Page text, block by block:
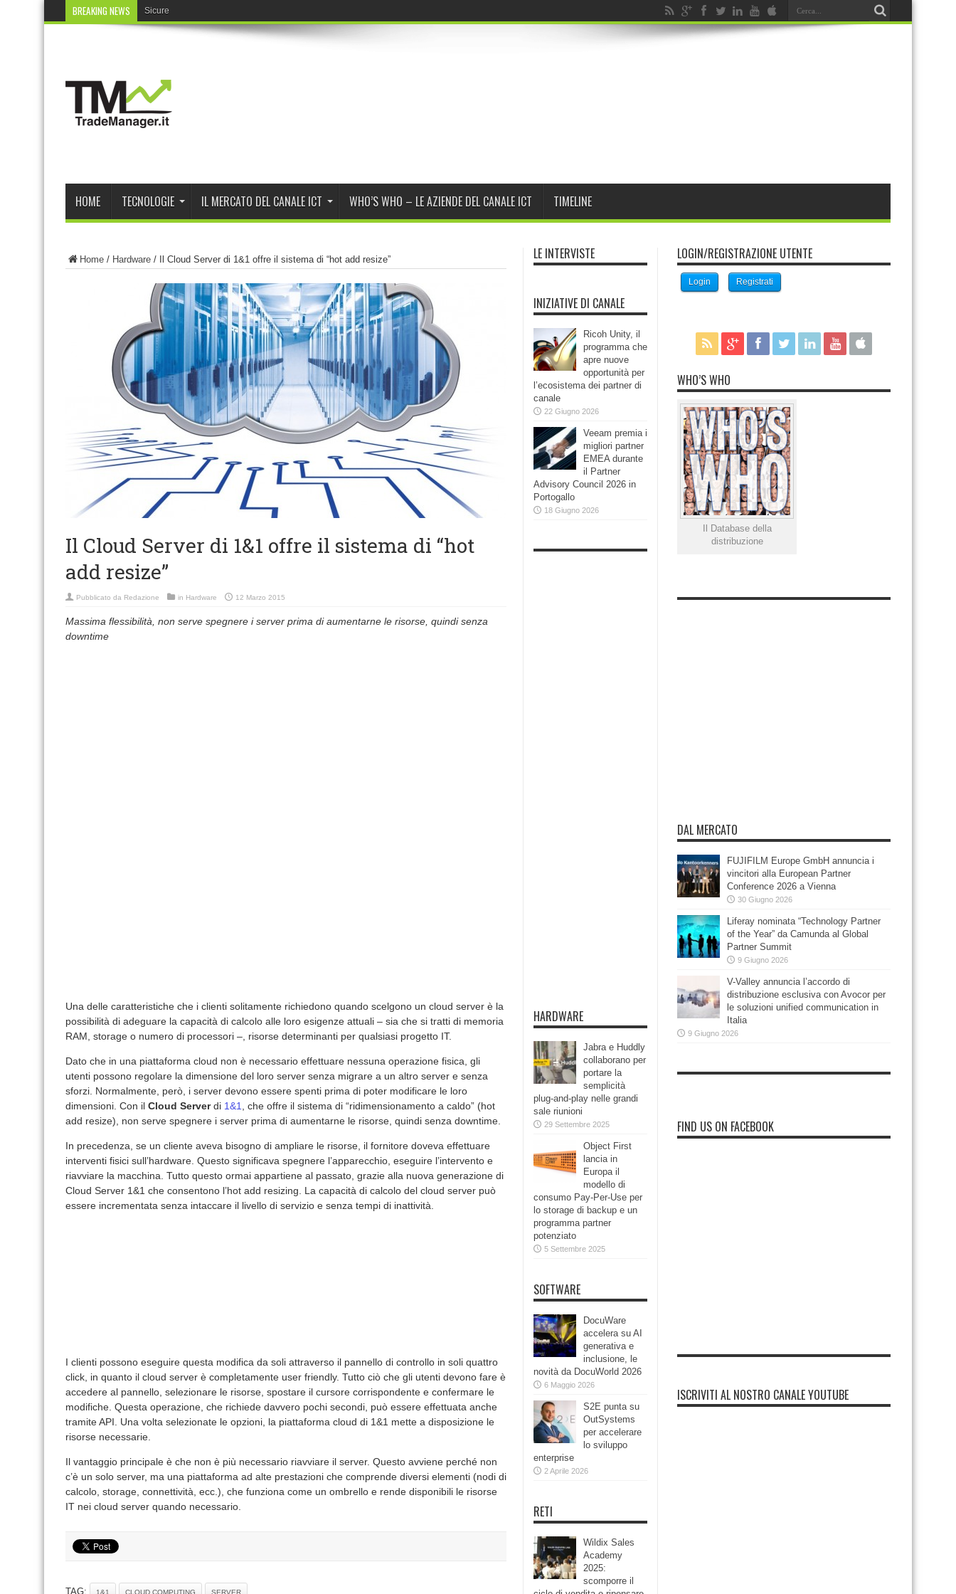
BREAKING NEWS Sicurezza oltre l’endpoint
HOME TECNOLOGIE IL MERCATO DEL CANALE ICT WHO’S WHO – LE AZIENDE DEL CANALE ICT TIMELINE
Home / Hardware / Il Cloud Server di 1&1 offre il sistema di “hot add resize”
Il Cloud Server di 1&1 offre il sistema di “hot
add resize”
Pubblicato da Redazione in Hardware 12 Marzo 2015
Massima flessibilità, non serve spegnere i server prima di aumentarne le risorse, quindi senza
downtime
Una delle caratteristiche che i clienti solitamente richiedono quando scelgono un cloud server è la
possibilità di adeguare la capacità di calcolo alle loro esigenze attuali – sia che si tratti di memoria
RAM, storage o numero di processori –, risorse determinanti per qualsiasi progetto IT.
Dato che in una piattaforma cloud non è necessario effettuare nessuna operazione fisica, gli
utenti possono regolare la dimensione del loro server senza migrare a un altro server e senza
sforzi. Normalmente, però, i server devono essere spenti prima di poter modificare le loro
dimensioni. Con il Cloud Serverdi 1&1
, che offre il sistema di “ridimensionamento a caldo” (hot
add resize), non serve spegnere i server prima di aumentarne le risorse, quindi senza downtime.
In precedenza, se un cliente aveva bisogno di ampliare le risorse, il fornitore doveva effettuare
interventi fisici sull’hardware. Questo significava spegnere l’apparecchio, eseguire l’intervento e
riavviare la macchina. Tutto questo ormai appartiene al passato, grazie alla nuova generazione di
Cloud Server 1&1 che consentono l’hot add resizing. La capacità di calcolo del cloud server può
essere incrementata senza intaccare il livello di servizio e senza tempi di inattività.
I clienti possono eseguire questa modifica da soli attraverso il pannello di controllo in soli quattro
click, in quanto il cloud server è completamente user friendly. Tutto ciò che gli utenti devono fare è
accedere al pannello, selezionare le risorse, spostare il cursore corrispondente e confermare le
modifiche. Questa operazione, che richiede davvero pochi secondi, può essere effettuata anche
tramite API. Una volta selezionate le opzioni, la piattaforma cloud di 1&1 mette a disposizione le
risorse necessarie.
Il vantaggio principale è che non è più necessario riavviare il server. Questo avviene perché non
c’è un solo server, ma una piattaforma ad alte prestazioni che comprende diversi elementi (nodi di
calcolo, storage, connettività, ecc.), che funziona come un ombrello e rende disponibili le risorse
IT nei cloud server quando necessario.
TAG: 1&1 CLOUD COMPUTING SERVER
LE INTERVISTE
INIZIATIVE DI CANALE
Ricoh Unity, il
programma che
apre nuove
opportunità per
l’ecosistema dei partner di
canale
22 Giugno 2026
Veeam premia i
migliori partner
EMEA durante
il Partner
Advisory Council 2026 in
Portogallo
18 Giugno 2026
HARDWARE
Jabra e Huddly
collaborano per
portare la
semplicità
plug-and-play nelle grandi
sale riunioni
29 Settembre 2025
Object First
lancia in
Europa il
modello di
consumo Pay-Per-Use per
lo storage di backup e un
programma partner
potenziato
5 Settembre 2025
SOFTWARE
DocuWare
accelera su AI
generativa e
inclusione, le
novità da DocuWorld 2026
6 Maggio 2026
S2E punta su
OutSystems
per accelerare
lo sviluppo
enterprise
2 Aprile 2026
RETI
Wildix Sales
Academy
2025:
scomporre il
LOGIN/REGISTRAZIONE UTENTE
Login Registrati
WHO’S WHO
Il Database della
distribuzione
DAL MERCATO
FUJIFILM Europe GmbH annuncia i
vincitori alla European Partner
Conference 2026 a Vienna
30 Giugno 2026
Liferay nominata “Technology Partner
of the Year” da Camunda al Global
Partner Summit
9 Giugno 2026
V-Valley annuncia l’accordo di
distribuzione esclusiva con Avocor per
le soluzioni unified communication in
Italia
9 Giugno 2026
FIND US ON FACEBOOK
ISCRIVITI AL NOSTRO CANALE YOUTUBE